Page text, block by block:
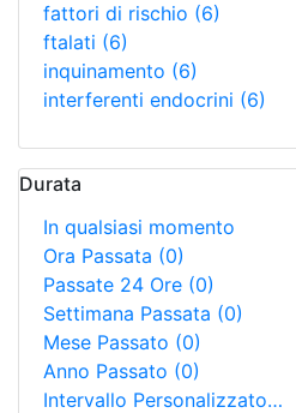
fattori di rischio (6)
ftalati (6)
inquinamento (6)
interferenti endocrini (6)
Durata
In qualsiasi momento
Ora Passata (0)
Passate 24 Ore (0)
Settimana Passata (0)
Mese Passato (0)
Anno Passato (0)
Intervallo Personalizzato…